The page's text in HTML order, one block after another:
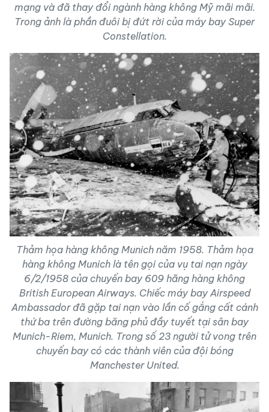
mạng và đã thay đổi ngành hàng không Mỹ mãi mãi.
Trong ảnh là phần đuôi bị đứt rời của máy bay Super
Constellation.
Thảm họa hàng không Munich năm 1958. Thảm họa
hàng không Munich là tên gọi của vụ tai nạn ngày
6/2/1958 của chuyến bay 609 hãng hàng không
British European Airways. Chiếc máy bay Airspeed
Ambassador đã gặp tai nạn vào lần cố gắng cất cánh
thứ ba trên đường băng phủ đầy tuyết tại sân bay
Munich-Riem, Munich. Trong số 23 người tử vong trên
chuyến bay có các thành viên của đội bóng
Manchester United.